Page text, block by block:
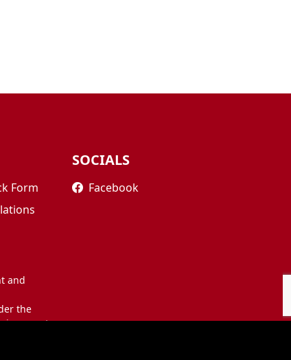
Form
and
the
SOCIALS
Facebook